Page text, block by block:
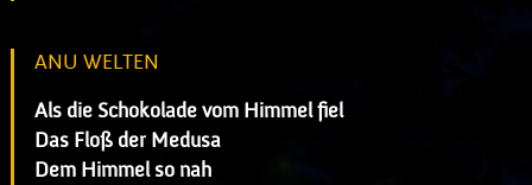
ANU WELTEN
Als die Schokolade vom Himmel fiel
Das Floß der Medusa
Dem Himmel so nah